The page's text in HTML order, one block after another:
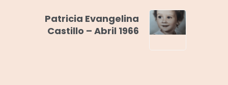
Patricia Evangelina
Castillo – Abril 1966